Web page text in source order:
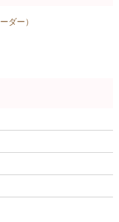
ダー）